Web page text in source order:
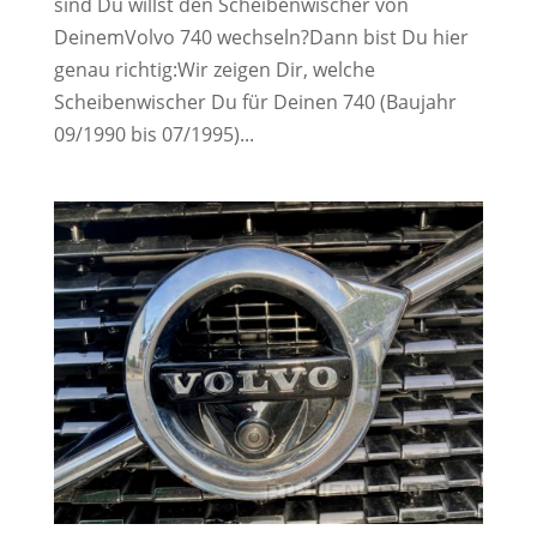
DeinemVolvo 740 wechseln?Dann bist Du hier
genau richtig:Wir zeigen Dir, welche
Scheibenwischer Du für Deinen 740 (Baujahr
09/1990 bis 07/1995)...